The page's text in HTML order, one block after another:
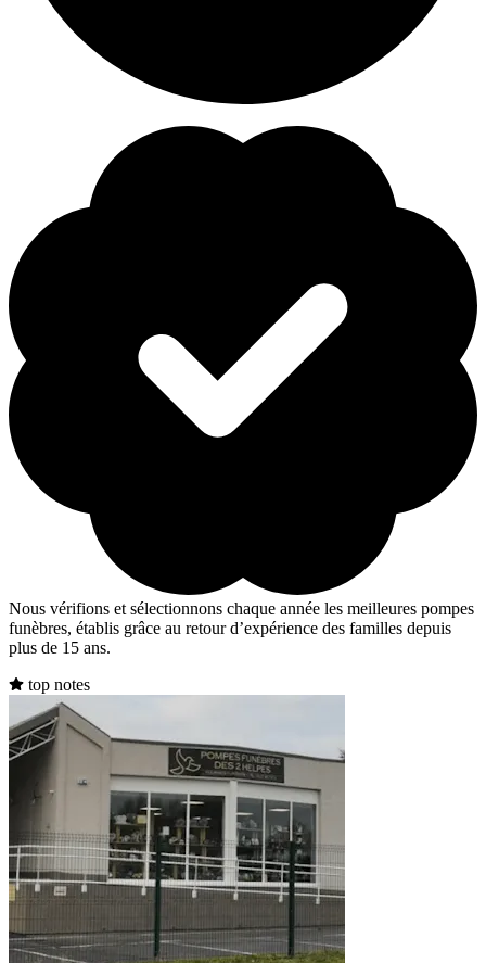
Nous vérifions et sélectionnons chaque année les meilleures pompes
funèbres, établis grâce au retour d’expérience des familles depuis
plus de 15 ans.
top notes